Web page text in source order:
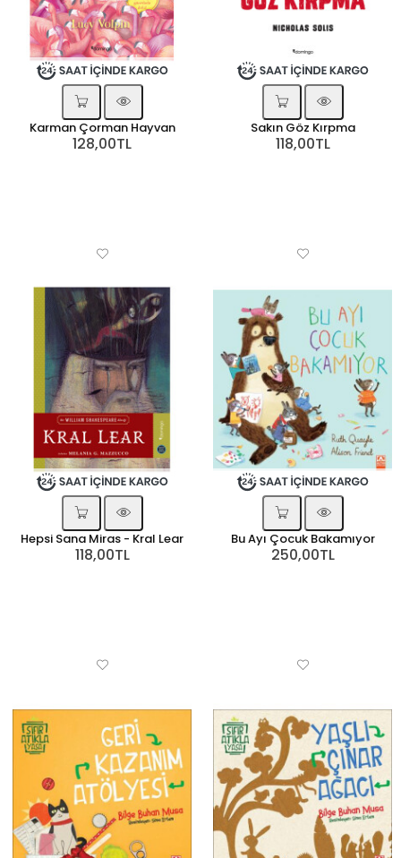
Karman Çorman Hayvan
128,00TL
Sakın Göz Kırpma
118,00TL
Hepsi Sana Miras - Kral Lear
118,00TL
Bu Ayı Çocuk Bakamıyor
250,00TL